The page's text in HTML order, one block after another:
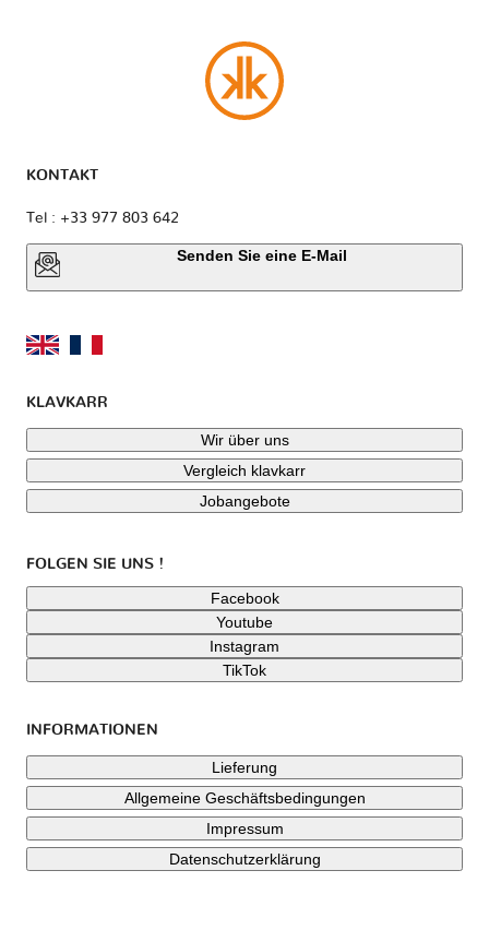
KONTAKT
Tel : +33 977 803 642
Senden Sie eine E-Mail
KLAVKARR
Wir über uns
Vergleich klavkarr
Jobangebote
FOLGEN SIE UNS !
Facebook
Youtube
Instagram
TikTok
INFORMATIONEN
Lieferung
Allgemeine Geschäftsbedingungen
Impressum
Datenschutzerklärung